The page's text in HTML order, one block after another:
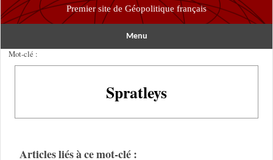
Premier site de Géopolitique français
Menu
Mot-clé :
Spratleys
Articles liés à ce mot-clé :